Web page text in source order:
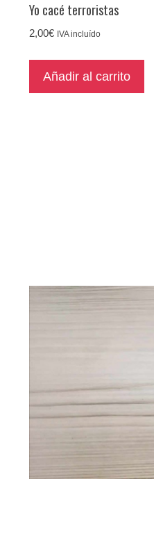
Yo cacé terroristas
2,00€ IVA incluído
Añadir al carrito